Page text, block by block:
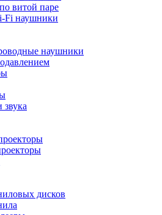
витой паре
Fi наушники
наушники
дисков